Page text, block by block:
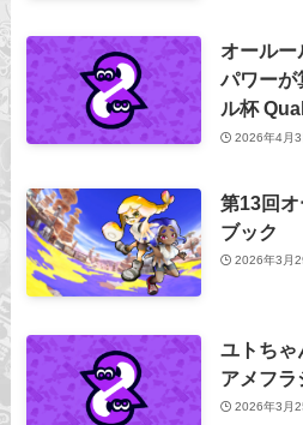
オール
パワーが
ル杯
2026年4月3
第13回
ブック
2026年3月
ユトちゃ
アメフラ
2026年3月